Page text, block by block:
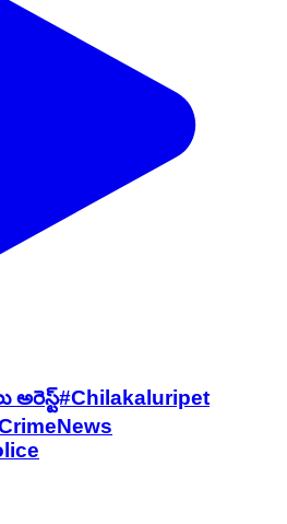
అరెస్ట్#Chilakaluripet